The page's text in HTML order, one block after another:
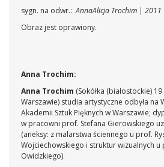
sygn. na odwr.: AnnaAlicja Trochim | 2011
Obraz jest oprawiony.
Anna Trochim:
Anna Trochim (Sokółka (białostockie)
Warszawie) studia artystyczne odbyła na
Akademii Sztuk Pięknych w Warszawie;
w pracowni prof. Stefana Gierowskiego
(aneksy: z malarstwa ściennego u prof.
Wojciechowskiego i struktur wizualnych u
Owidzkiego).